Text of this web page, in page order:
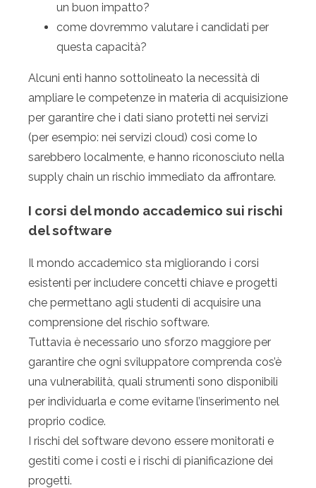
un buon impatto?
come dovremmo valutare i candidati per
questa capacità?
Alcuni enti hanno sottolineato la necessità di
ampliare le competenze in materia di acquisizione
per garantire che i dati siano protetti nei servizi
(per esempio: nei servizi cloud) così come lo
sarebbero localmente, e hanno riconosciuto nella
supply chain un rischio immediato da affrontare.
I corsi del mondo accademico sui rischi
del software
Il mondo accademico sta migliorando i corsi
esistenti per includere concetti chiave e progetti
che permettano agli studenti di acquisire una
comprensione del rischio software.
Tuttavia è necessario uno sforzo maggiore per
garantire che ogni sviluppatore comprenda cos’è
una vulnerabilità, quali strumenti sono disponibili
per individuarla e come evitarne l’inserimento nel
proprio codice.
I rischi del software devono essere monitorati e
gestiti come i costi e i rischi di pianificazione dei
progetti.